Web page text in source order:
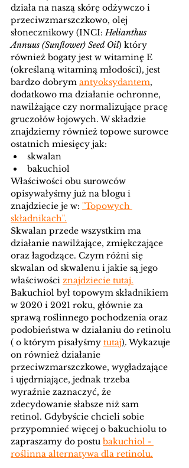
działa na naszą skórę odżywczo i
przeciwzmarszczkowo, olej
słonecznikowy (INCI: Helianthus
Annuus (Sunflower) Seed Oil) który
również bogaty jest w witaminę E
(określaną witaminą młodości), jest
bardzo dobrym antyoksydantem,
dodatkowo ma działanie ochronne,
nawilżające czy normalizujące pracę
gruczołów łojowych. W składzie
znajdziemy również topowe surowce
ostatnich miesięcy jak:
skwalan
bakuchiol
Właściwości obu surowców
opisywałyśmy już na blogu i
znajdziecie je w: "Topowych
składnikach".
Skwalan przede wszystkim ma
działanie nawilżające, zmiękczające
oraz łagodzące. Czym różni się
skwalan od skwalenu i jakie są jego
właściwości znajdziecie tutaj.
Bakuchiol był topowym składnikiem
w 2020 i 2021 roku, głównie za
sprawą roślinnego pochodzenia oraz
podobieństwa w działaniu do retinolu
( o którym pisałyśmy tutaj). Wykazuje
on również działanie
przeciwzmarszczkowe, wygładzające
i ujędrniające, jednak trzeba
wyraźnie zaznaczyć, że
zdecydowanie słabsze niż sam
retinol. Gdybyście chcieli sobie
przypomnieć więcej o bakuchiolu to
zapraszamy do postu bakuchiol -
roślinna alternatywa dla retinolu.